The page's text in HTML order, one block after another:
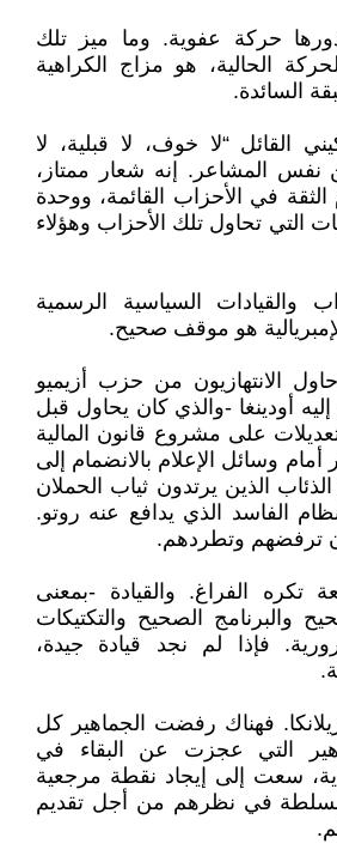
حركة عفوية. وما ميز تلك
الحالية، هو مزاج الكراهية
السائدة.
القائل “لا خوف، لا قبلية، لا
نفس المشاعر. إنه شعار ممتاز،
في الأحزاب القائمة، ووحدة
التي تحاول تلك الأحزاب وهؤلاء
السياسية الرسمية
هو موقف صحيح.
الانتهازيون من حزب أزيميو
أودينغا -والذي كان يحاول قبل
على مشروع قانون المالية
وسائل الإعلام بالانضمام إلى
الذين يرتدون ثياب الحملان
الفاسد الذي يدافع عنه روتو.
ترفضهم وتطردهم.
تكره الفراغ. والقيادة -بمعنى
والبرنامج الصحيح والتكتيكات
فإذا لم نجد قيادة جيدة،
فهناك رفضت الجماهير كل
التي عجزت عن البقاء في
سعت إلى إيجاد نقطة مرجعية
في نظرهم من أجل تقديم